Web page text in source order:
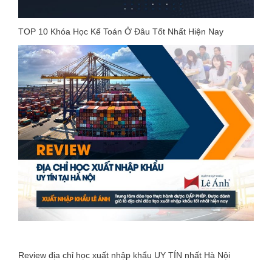
TOP 10 Khóa Học Kế Toán Ở Đâu Tốt Nhất Hiện Nay
Review địa chỉ học xuất nhập khẩu UY TÍN nhất Hà Nội